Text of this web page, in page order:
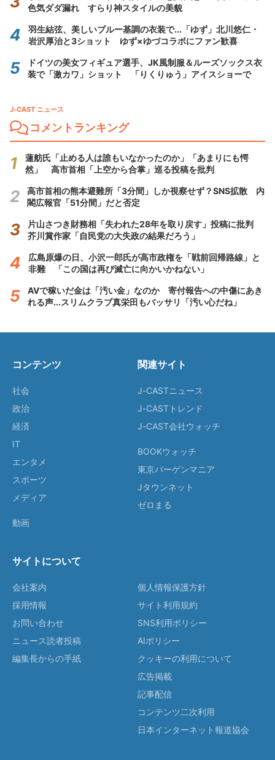
色気ダダ漏れ すらり神スタイルの美貌
羽生結弦、美しいブルー基調の衣装で...「ゆず」北川悠仁・
岩沢厚治と3ショット ゆず×ゆづコラボにファン歓喜
ドイツの美女フィギュア選手、JK風制服＆ルーズソックス衣
装で「激カワ」ショット 「りくりゅう」アイスショーで
J-CAST ニュース
コメントランキング
蓮舫氏「止める人は誰もいなかったのか」「あまりにも愕
然」 高市首相「上空から合掌」巡る投稿を批判
高市首相の熊本避難所「3分間」しか視察せず？SNS拡散 内
閣広報官「51分間」だと否定
片山さつき財務相「失われた28年を取り戻す」投稿に批判
芥川賞作家「自民党の大失政の結果だろう」
広島原爆の日、小沢一郎氏が高市政権を「戦前回帰路線」と
非難 「この国は再び滅亡に向かいかねない」
AVで稼いだ金は「汚い金」なのか 寄付報告への中傷にあき
れる声...スリムクラブ真栄田もバッサリ「汚い心だね」
コンテンツ
社会
政治
経済
IT
エンタメ
スポーツ
メディア
動画
関連サイト
J-CASTニュース
J-CASTトレンド
J-CAST会社ウォッチ
BOOKウォッチ
東京バーゲンマニア
Jタウンネット
ゼロまる
サイトについて
会社案内
採用情報
お問い合わせ
ニュース読者投稿
編集長からの手紙
個人情報保護方針
サイト利用規約
SNS利用ポリシー
AIポリシー
クッキーの利用について
広告掲載
記事配信
コンテンツ二次利用
日本インターネット報道協会